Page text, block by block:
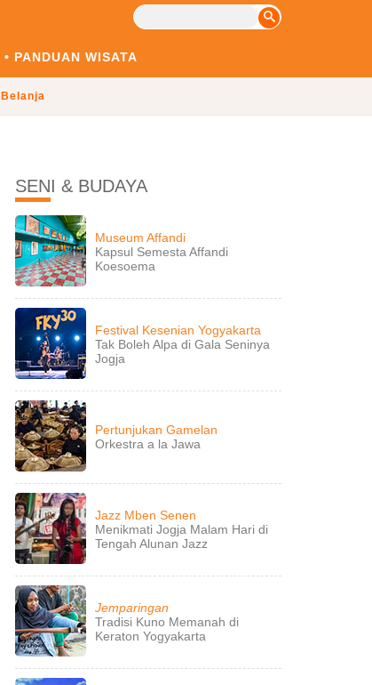
PANDUAN WISATA
Belanja
SENI & BUDAYA
Museum Affandi
Kapsul Semesta Affandi
Koesoema
Festival Kesenian Yogyakarta
Tak Boleh Alpa di Gala Seninya
Jogja
Pertunjukan Gamelan
Orkestra a la Jawa
Jazz Mben Senen
Menikmati Jogja Malam Hari di
Tengah Alunan Jazz
Jemparingan
Tradisi Kuno Memanah di
Keraton Yogyakarta